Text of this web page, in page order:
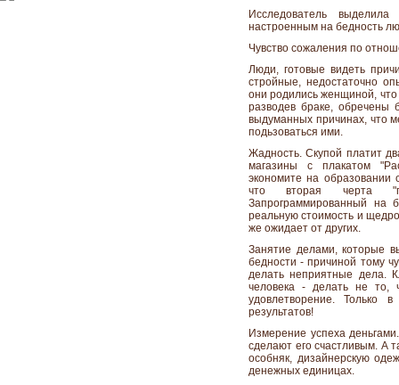
Исследователь
настроенным на бедность
Чувство сожаления по
Люди, готовые видеть
стройные, недостаточно
они родились женщиной,
разводев браке, обречены
выдуманных причинах, что
подьзоваться ими.
Жадность. Скупой платит
магазины с плакатом
экономите на образовании
что вторая черта
Запрограммированный на
реальную стоимость и
же ожидает от других.
Занятие делами, которые
бедности - причиной тому
делать неприятные дела.
человека - делать не то,
удовлетворение. Только
результатов!
Измерение успеха
сделают его счастливым. А
особняк, дизайнерскую
денежных единицах.